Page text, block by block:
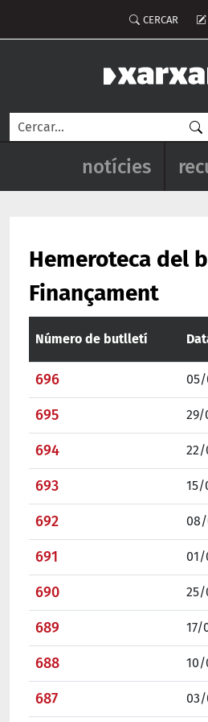
Menú
CERCAR
Cerca
Navegació
notícies
Hemeroteca del
Finançament
En aquesta taula tenim
Número de butlletí
Butlletí nº
696 05/
Butlletí nº
695 29/
Butlletí nº
694 22/
Butlletí nº
693 15/
Butlletí nº
692 08/
Butlletí nº
691 01/
Butlletí nº
690 25/
Butlletí nº
689 17/
Butlletí nº
688 10/
Butlletí nº
687 03/